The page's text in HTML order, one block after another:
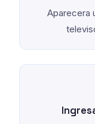
Aparecera